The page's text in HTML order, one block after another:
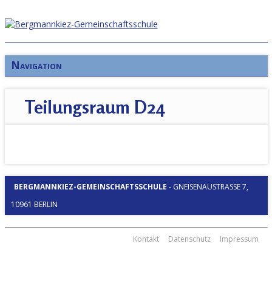
Navigation
Teilungsraum D24
BERGMANNKIEZ-GEMEINSCHAFTSSCHULE - GNEISENAUSTRASSE 7, 1
0961 BERLIN
Kontakt Datenschutz Impressum